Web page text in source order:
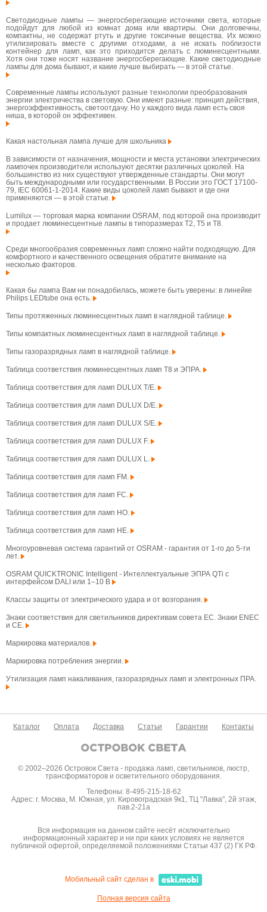
Светодиодные лампы — энергосберегающие источники света, которые
подойдут для любой из комнат дома или квартиры. Они долговечны,
компактны, не содержат ртуть и другие токсичные вещества. Их можно
утилизировать вместе с другими отходами, а не искать поблизости
контейнер для ламп, как это приходится делать с люминесцентными.
Хотя они тоже носят название энергосберегающие. Какие светодиодные
лампы для дома бывают, и какие лучше выбирать — в этой статье.
Современные лампы используют разные технологии преобразования
энергии электричества в световую. Они имеют разные: принцип действия,
энергоэффективность, светоотдачу. Но у каждого вида ламп есть своя
ниша, в которой он эффективен.
Какая настольная лампа лучше для школьника
В зависимости от назначения, мощности и места установки электрических
лампочек производители используют десятки различных цоколей. На
большинство из них существуют утвержденные стандарты. Они могут
быть международными или государственными. В России это ГОСТ 17100-
79, IEC 60061-1-2014. Какие виды цоколей ламп бывают и где они
применяются — в этой статье.
Lumilux — торговая марка компании OSRAM, под которой она производит
и продает люминесцентные лампы в типоразмерах T2, T5 и T8.
Среди многообразия современных ламп сложно найти подходящую. Для
комфортного и качественного освещения обратите внимание на
несколько факторов.
Какая бы лампа Вам ни понадобилась, можете быть уверены: в линейке
Philips LEDtube она есть.
Типы протяженных люминесцентных ламп в наглядной таблице.
Типы компактных люминесцентных ламп в наглядной таблице.
Типы газоразрядных ламп в наглядной таблице.
Таблица соответствия люминесцентных ламп T8 и ЭПРА.
Таблица соответствия для ламп DULUX T/E.
Таблица соответствия для ламп DULUX D/E.
Таблица соответствия для ламп DULUX S/E.
Таблица соответствия для ламп DULUX F.
Таблица соответствия для ламп DULUX L.
Таблица соответствия для ламп FM.
Таблица соответствия для ламп FC.
Таблица соответствия для ламп HO.
Таблица соответствия для ламп HE.
Многоуровневая система гарантий от OSRAM - гарантия от 1-го до 5-ти
лет.
OSRAM QUICKTRONIC Intelligent - Интеллектуальные ЭПРА QTi с
интерфейсом DALI или 1–10 В
Классы защиты от электрического удара и от возгорания.
Знаки соответствия для светильников директивам совета ЕС. Знаки ENEC
и CE.
Маркировка материалов.
Маркировка потребления энергии.
Утилизация ламп накаливания, газоразрядных ламп и электронных ПРА.
Каталог Оплата Доставка Статьи Гарантии Контакты
© 2002–2026 Островок Света - продажа ламп, светильников, люстр,
трансформаторов и осветительного оборудования.
Телефоны: 8-495-215-18-62
Адрес: г. Москва, М. Южная, ул. Кировоградская 9к1, ТЦ "Лавка", 2й этаж,
пав.2-21а
Вся информация на данном сайте несёт исключительно
информационный характер и ни при каких условиях не является
публичной офертой, определяемой положениями Статьи 437 (2) ГК РФ.
Мобильный сайт сделан в
Полная версия сайта